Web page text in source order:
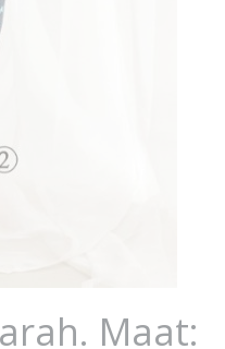
Maat: